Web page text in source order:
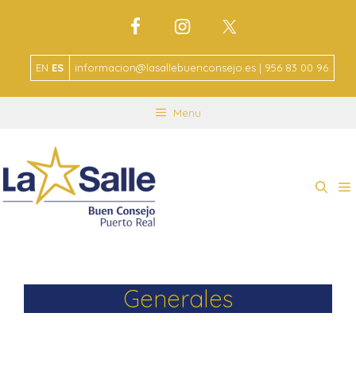
EN ES informacion@lasallebuenconsejo.es | 956 83 00 96
Menu
Generales